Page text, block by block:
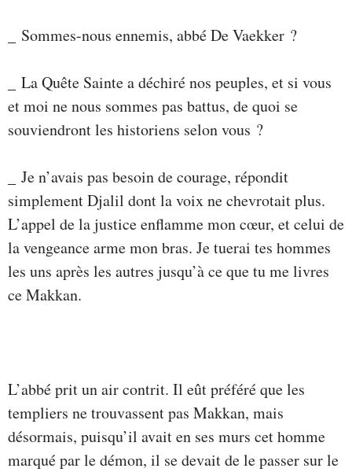
_ Sommes-nous ennemis, abbé De Vaekker ?
_ La Quête Sainte a déchiré nos peuples, et si vous
et moi ne nous sommes pas battus, de quoi se
souviendront les historiens selon vous ?
_ Je n’avais pas besoin de courage, répondit
simplement Djalil dont la voix ne chevrotait plus.
L’appel de la justice enflamme mon cœur, et celui de
la vengeance arme mon bras. Je tuerai tes hommes
les uns après les autres jusqu’à ce que tu me livres
ce Makkan.
L’abbé prit un air contrit. Il eût préféré que les
templiers ne trouvassent pas Makkan, mais
désormais, puisqu’il avait en ses murs cet homme
marqué par le démon, il se devait de le passer sur le